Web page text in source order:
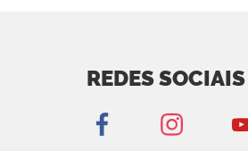
REDES SOCIAIS